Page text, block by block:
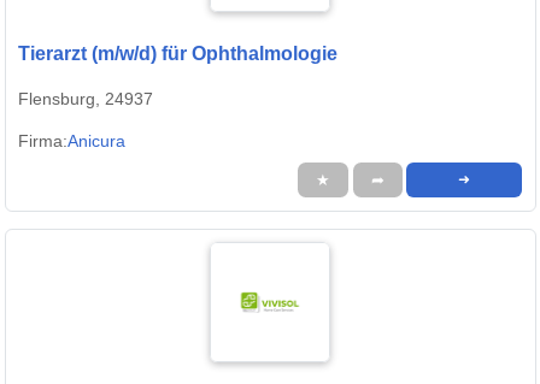
Tierarzt (m/w/d) für Ophthalmologie
Flensburg, 24937
Firma:Anicura
★ ➦ ➜